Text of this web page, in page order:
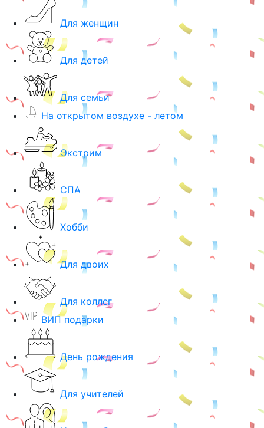
Для женщин
Для детей
Для семьи
На открытом воздухе - летом
Экстрим
СПА
Хобби
Для двоих
Для коллег
ВИП подарки
День рождения
Для учителей